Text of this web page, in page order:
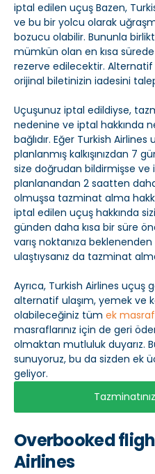
iptal edilen uçuş Bazen,
ve bu bir yolcu olarak
bozucu olabilir. Bununla
mümkün olan en kısa
rezerve edilecektir.
orijinal biletinizin iadesini
Uçuşunuz iptal edildiyse,
nedenine ve iptal hakkında
bağlıdır. Eğer Turkish
planlanmış kalkışınızdan 7
size doğrudan bildirmişse ve
planlanandan 2 saatten
olmuşsa tazminat alma
iptal edilen uçuş hakkında
günden daha kısa bir süre
varış noktanıza
ulaştıysanız da tazminat
Ayrıca, Turkish Airlines uçuş
alternatif ulaşım, yemek ve
olabileceğiniz tüm ek
masraflarınız için de geri
olmaktan mutluluk duyarız.
sunuyoruz, bu da sizden ek
geliyor.
Overbooked
Airlines